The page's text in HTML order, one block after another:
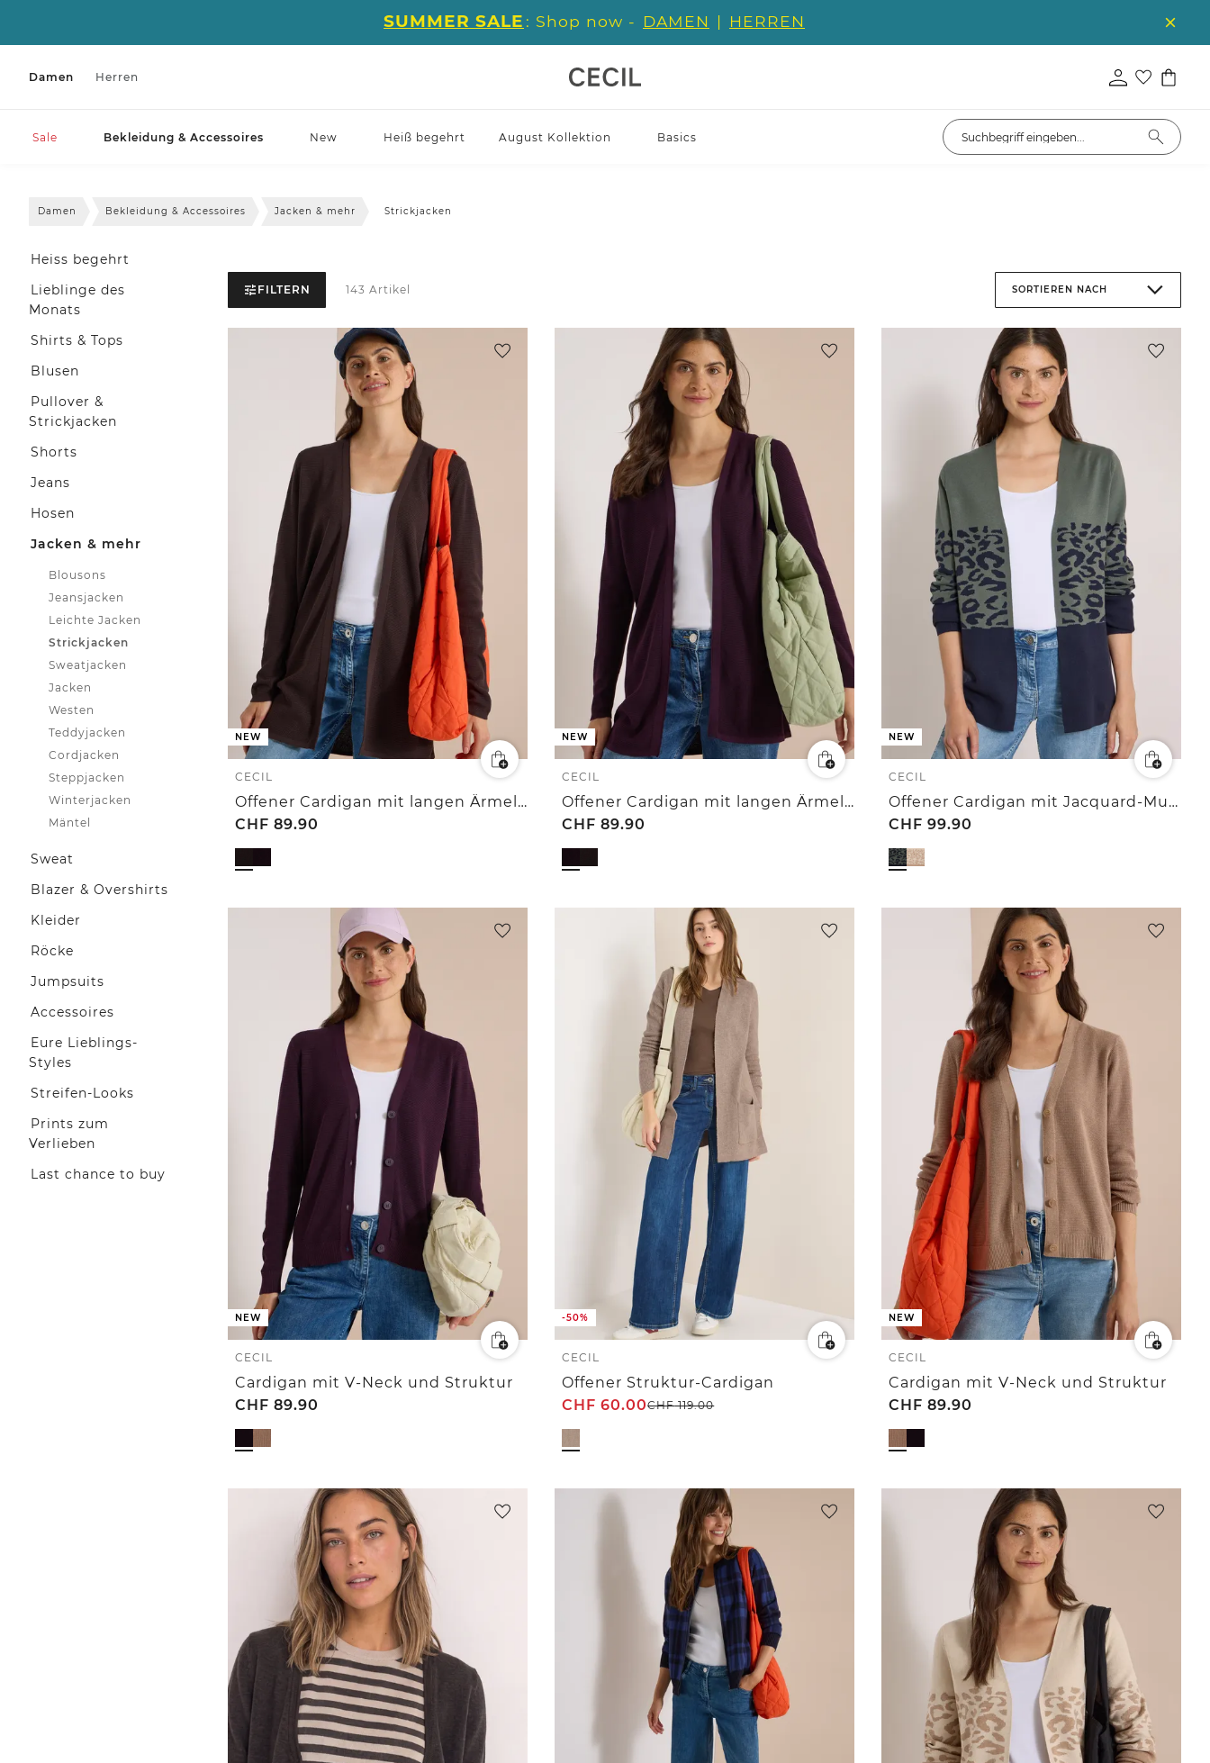
SUMMER SALE : Shop now - DAMEN | HERREN
Damen Herren
Sale Bekleidung & Accessoires New Heiß begehrt August Kollektion Basics
Damen Bekleidung & Accessoires Jacken & mehr Strickjacken
Heiss begehrt
Lieblinge des
Monats
Shirts & Tops
Blusen
Pullover &
Strickjacken
Shorts
Jeans
Hosen
Jacken & mehr
Blousons
Jeansjacken
Leichte Jacken
Strickjacken
Sweatjacken
Jacken
Westen
Teddyjacken
Cordjacken
Steppjacken
Winterjacken
Mäntel
Sweat
Blazer & Overshirts
Kleider
Röcke
Jumpsuits
Accessoires
Eure Lieblings-
Styles
Streifen-Looks
Prints zum
Verlieben
Last chance to buy
FILTERN 143 Artikel SORTIEREN NACH
NEW
CECIL
Offener Cardigan mit langen Ärmeln
CHF 89.90
NEW
CECIL
Offener Cardigan mit langen Ärmeln
CHF 89.90
NEW
CECIL
Offener Cardigan mit Jacquard-Muster
CHF 99.90
NEW
CECIL
Cardigan mit V-Neck und Struktur
CHF 89.90
-50%
CECIL
Offener Struktur-Cardigan
CHF 60.00CHF119.00
NEW
CECIL
Cardigan mit V-Neck und Struktur
CHF 89.90